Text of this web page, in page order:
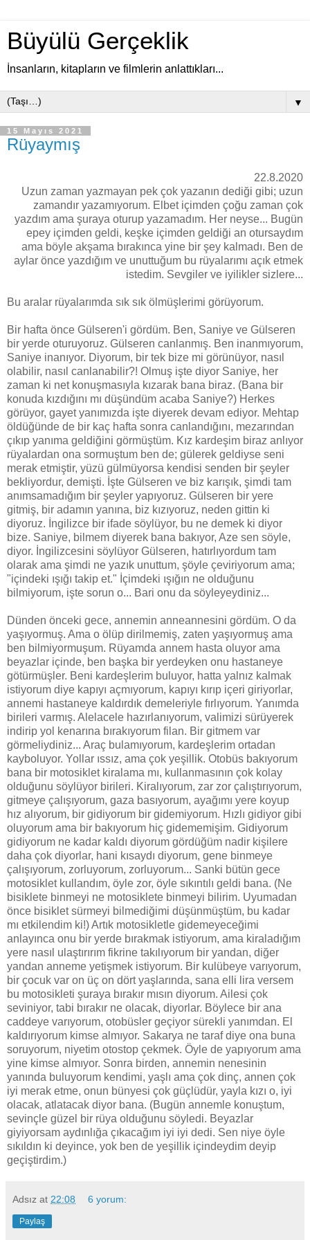
Büyülü Gerçeklik
İnsanların, kitapların ve filmlerin anlattıkları...
▼
15 Mayıs 2021
Rüyaymış
22.8.2020
Uzun zaman yazmayan pek çok yazanın dediği gibi; uzun
zamandır yazamıyorum. Elbet içimden çoğu zaman çok
yazdım ama şuraya oturup yazamadım. Her neyse... Bugün
epey içimden geldi, keşke içimden geldiği an otursaydım
ama böyle akşama bırakınca yine bir şey kalmadı. Ben de
aylar önce yazdığım ve unuttuğum bu rüyalarımı açık etmek
istedim. Sevgiler ve iyilikler sizlere...
Bu aralar rüyalarımda sık sık ölmüşlerimi görüyorum.
Bir hafta önce Gülseren'i gördüm. Ben, Saniye ve Gülseren
bir yerde oturuyoruz. Gülseren canlanmış. Ben inanmıyorum,
Saniye inanıyor. Diyorum, bir tek bize mi görünüyor, nasıl
olabilir, nasıl canlanabilir?! Olmuş işte diyor Saniye, her
zaman ki net konuşmasıyla kızarak bana biraz. (Bana bir
konuda kızdığını mı düşündüm acaba Saniye?) Herkes
görüyor, gayet yanımızda işte diyerek devam ediyor. Mehtap
öldüğünde de bir kaç hafta sonra canlandığını, mezarından
çıkıp yanıma geldiğini görmüştüm. Kız kardeşim biraz anlıyor
rüyalardan ona sormuştum ben de; gülerek geldiyse seni
merak etmiştir, yüzü gülmüyorsa kendisi senden bir şeyler
bekliyordur, demişti. İşte Gülseren ve biz karışık, şimdi tam
anımsamadığım bir şeyler yapıyoruz. Gülseren bir yere
gitmiş, bir adamın yanına, biz kızıyoruz, neden gittin ki
diyoruz. İngilizce bir ifade söylüyor, bu ne demek ki diyor
bize. Saniye, bilmem diyerek bana bakıyor, Aze sen söyle,
diyor. İngilizcesini söylüyor Gülseren, hatırlıyordum tam
olarak ama şimdi ne yazık unuttum, şöyle çeviriyorum ama;
"içindeki ışığı takip et." İçimdeki ışığın ne olduğunu
bilmiyorum, işte sorun o... Bari onu da söyleyeydiniz...
Dünden önceki gece, annemin anneannesini gördüm. O da
yaşıyormuş. Ama o ölüp dirilmemiş, zaten yaşıyormuş ama
ben bilmiyormuşum. Rüyamda annem hasta oluyor ama
beyazlar içinde, ben başka bir yerdeyken onu hastaneye
götürmüşler. Beni kardeşlerim buluyor, hatta yalnız kalmak
istiyorum diye kapıyı açmıyorum, kapıyı kırıp içeri giriyorlar,
annemi hastaneye kaldırdık demeleriyle fırlıyorum. Yanımda
birileri varmış. Alelacele hazırlanıyorum, valimizi sürüyerek
indirip yol kenarına bırakıyorum filan. Bir gitmem var
görmeliydiniz... Araç bulamıyorum, kardeşlerim ortadan
kayboluyor. Yollar ıssız, ama çok yeşillik. Otobüs bakıyorum
bana bir motosiklet kiralama mı, kullanmasının çok kolay
olduğunu söylüyor birileri. Kiralıyorum, zar zor çalıştırıyorum,
gitmeye çalışıyorum, gaza basıyorum, ayağımı yere koyup
hız alıyorum, bir gidiyorum bir gidemiyorum. Hızlı gidiyor gibi
oluyorum ama bir bakıyorum hiç gidememişim. Gidiyorum
gidiyorum ne kadar kaldı diyorum gördüğüm nadir kişilere
daha çok diyorlar, hani kısaydı diyorum, gene binmeye
çalışıyorum, zorluyorum, zorluyorum... Sanki bütün gece
motosiklet kullandım, öyle zor, öyle sıkıntılı geldi bana. (Ne
bisiklete binmeyi ne motosiklete binmeyi bilirim. Uyumadan
önce bisiklet sürmeyi bilmediğimi düşünmüştüm, bu kadar
mı etkilendim ki!) Artık motosikletle gidemeyeceğimi
anlayınca onu bir yerde bırakmak istiyorum, ama kiraladığım
yere nasıl ulaştırırım fikrine takılıyorum bir yandan, diğer
yandan anneme yetişmek istiyorum. Bir kulübeye varıyorum,
bir çocuk var on üç on dört yaşlarında, sana elli lira versem
bu motosikleti şuraya bırakır mısın diyorum. Ailesi çok
seviniyor, tabi bırakır ne olacak, diyorlar. Böylece bir ana
caddeye varıyorum, otobüsler geçiyor sürekli yanımdan. El
kaldırıyorum kimse almıyor. Sakarya ne taraf diye ona buna
soruyorum, niyetim otostop çekmek. Öyle de yapıyorum ama
yine kimse almıyor. Sonra birden, annemin nenesinin
yanında buluyorum kendimi, yaşlı ama çok dinç, annen çok
iyi merak etme, onun bünyesi çok güçlüdür, yayla kızı o, iyi
olacak, atlatacak diyor bana. (Bugün annemle konuştum,
sevinçle güzel bir rüya olduğunu söyledi. Beyazlar
giyiyorsam aydınlığa çıkacağım iyi iyi dedi. Sen niye öyle
sıkıldın ki deyince, yok ben de yeşillik içindeydim deyip
geçiştirdim.)
Adsız at 22:08 6 yorum:
Paylaş